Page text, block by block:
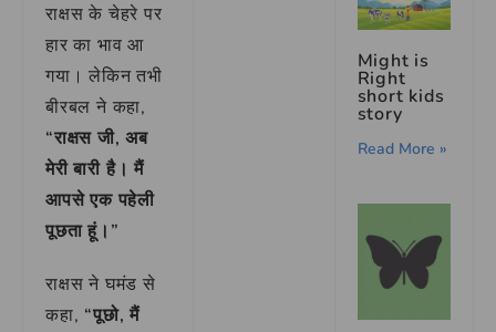
राक्षस के चेहरे पर
हार का भाव आ
गया। लेकिन तभी
बीरबल ने कहा,
“राक्षस जी, अब
मेरी बारी है। मैं
आपसे एक पहेली
पूछता हूं।”
राक्षस ने घमंड से
कहा, “पूछो, मैं
Might is
Right
short kids
story
Read More »